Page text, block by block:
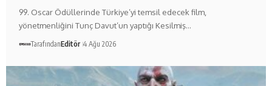
99. Oscar Ödüllerinde Türkiye’yi temsil edecek film,
yönetmenliğini Tunç Davut’un yaptığı Kesilmiş…
TarafındanEditör 4 Ağu 2026